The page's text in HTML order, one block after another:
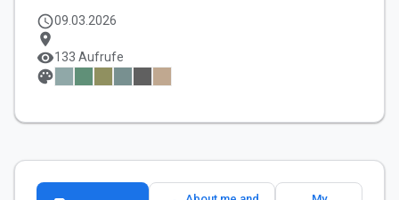
schedule09.03.2026
location_on
visibility133 Aufrufe
palette